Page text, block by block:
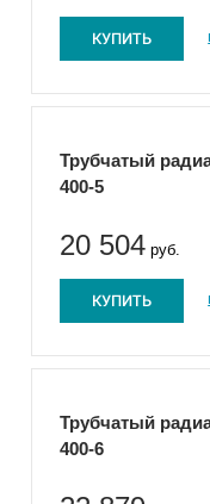
КУПИТЬ
Трубчатый
400-5
20 504 руб.
КУПИТЬ
Трубчатый
400-6